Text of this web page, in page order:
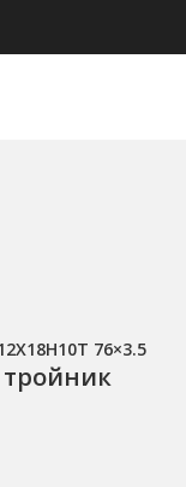
76×3.5